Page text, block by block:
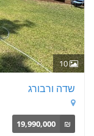
10
שדה ורבורג
₪
19,990,000